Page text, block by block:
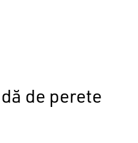
de perete